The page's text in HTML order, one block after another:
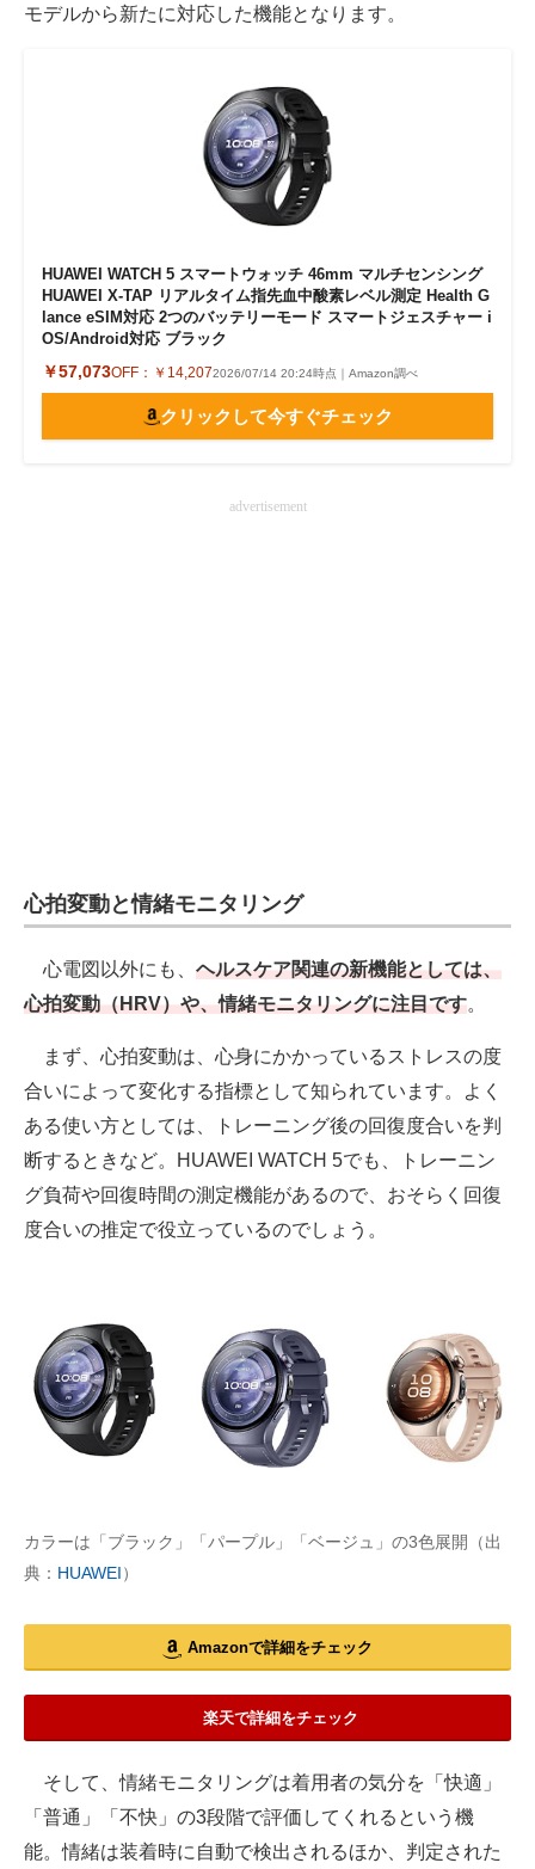
モデルから新たに対応した機能となります。
HUAWEI WATCH 5 スマートウォッチ 46mm マルチセンシング
HUAWEI X-TAP リアルタイム指先血中酸素レベル測定 Health G
lance eSIM対応 2つのバッテリーモード スマートジェスチャー i
OS/Android対応 ブラック
￥57,073OFF： ￥14,2072026/07/14 20:24時点｜Amazon調べ
クリックして今すぐチェック
advertisement
心拍変動と情緒モニタリング
心電図以外にも、 ヘルスケア関連の新機能としては、
心拍変動（HRV）や、情緒モニタリングに注目です。
まず、心拍変動は、心身にかかっているストレスの度
合いによって変化する指標として知られています。よく
ある使い方としては、トレーニング後の回復度合いを判
断するときなど。HUAWEI WATCH 5でも、トレーニン
グ負荷や回復時間の測定機能があるので、おそらく回復
度合いの推定で役立っているのでしょう。
カラーは「ブラック」「パープル」「ベージュ」の3色展開（出
典： HUAWEI）
Amazonで詳細をチェック
楽天で詳細をチェック
そして、情緒モニタリングは着用者の気分を「快適」
「普通」「不快」の3段階で評価してくれるという機
能。情緒は装着時に自動で検出されるほか、判定された